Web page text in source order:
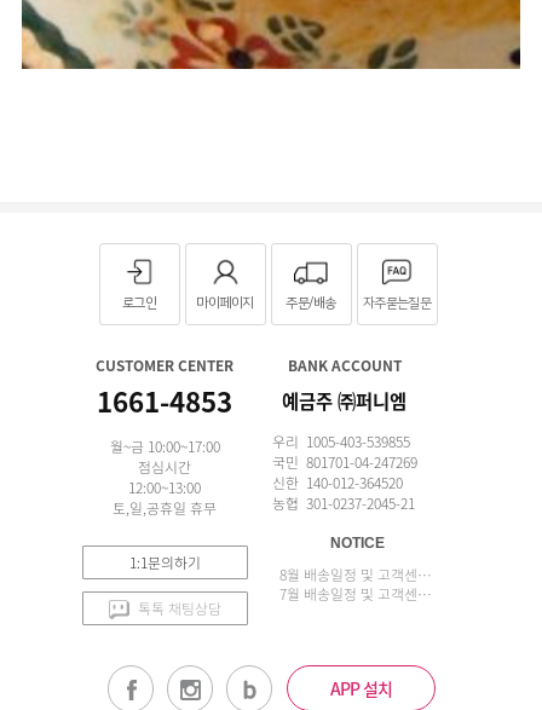
로그인 마이페이지 주문/배송 자주묻는질문
CUSTOMER CENTER
1661-4853
월~금 10:00~17:00
점심시간
12:00~13:00
토,일,공휴일 휴무
1:1문의하기
톡톡 채팅상담
BANK ACCOUNT
예금주 ㈜퍼니엠
우리 1005-403-539855
국민 801701-04-247269
신한 140-012-364520
농협 301-0237-2045-21
NOTICE
8월 배송일정 및 고객센터 업무 안내
7월 배송일정 및 고객센터 업무 안내
APP 설치